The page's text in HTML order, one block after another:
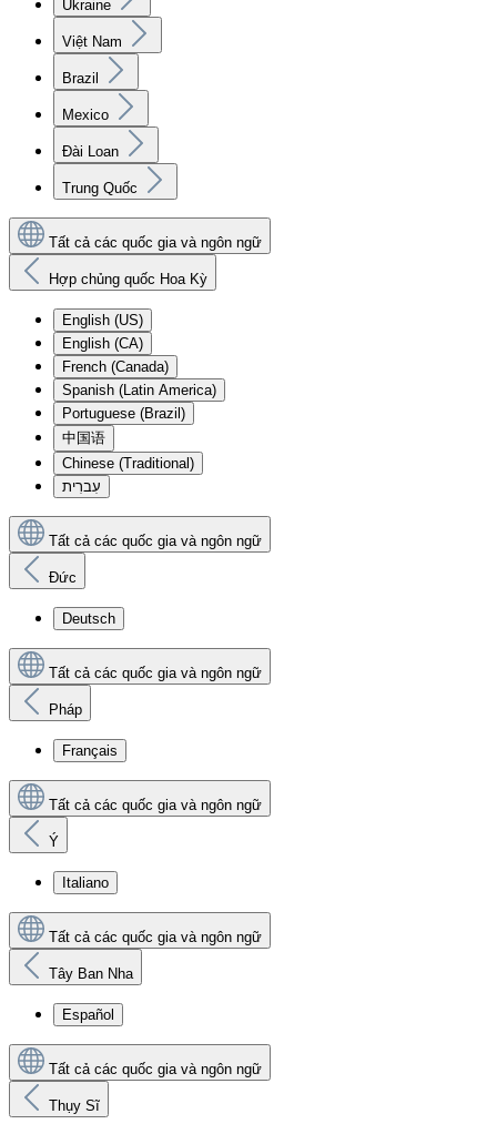
Ukraine
Việt Nam
Brazil
Mexico
Đài Loan
Trung Quốc
Tất cả các quốc gia và ngôn ngữ
Hợp chủng quốc Hoa Kỳ
English (US)
English (CA)
French (Canada)
Spanish (Latin America)
Portuguese (Brazil)
中国语
Chinese (Traditional)
עִברִית
Tất cả các quốc gia và ngôn ngữ
Đức
Deutsch
Tất cả các quốc gia và ngôn ngữ
Pháp
Français
Tất cả các quốc gia và ngôn ngữ
Ý
Italiano
Tất cả các quốc gia và ngôn ngữ
Tây Ban Nha
Español
Tất cả các quốc gia và ngôn ngữ
Thụy Sĩ